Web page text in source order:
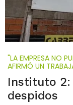
"LA EMPRESA NO
AFIRMÓ UN
Instituto 2:
despidos